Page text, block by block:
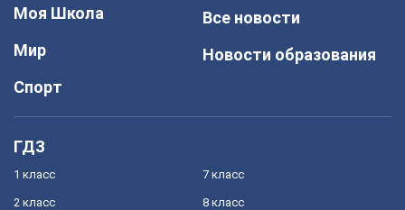
Моя Школа
Мир
Спорт
Все новости
Новости образования
ГДЗ
1 класс
2 класс
7 класс
8 класс